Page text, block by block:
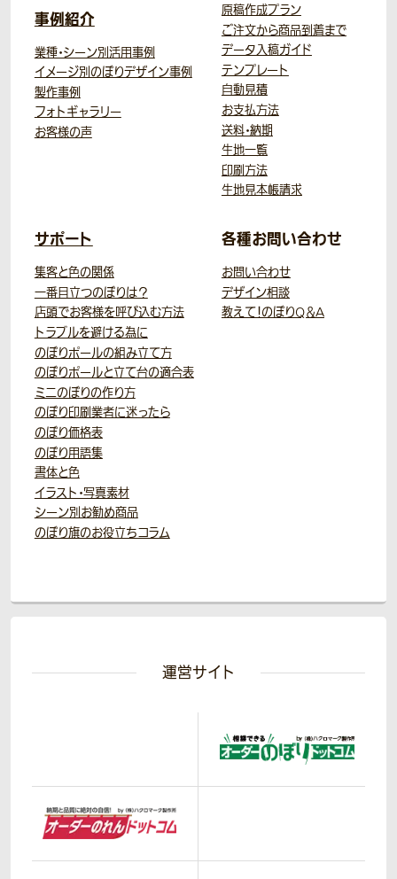
事例紹介
業種・シーン別活用事例
イメージ別のぼりデザイン事例
製作事例
フォトギャラリー
お客様の声
原稿作成プラン
ご注文から商品到着まで
データ入稿ガイド
テンプレート
自動見積
お支払方法
送料・納期
生地一覧
印刷方法
生地見本帳請求
サポート
集客と色の関係
一番目立つのぼりは？
店頭でお客様を呼び込む方法
トラブルを避ける為に
のぼりポールの組み立て方
のぼりポールと立て台の適合表
ミニのぼりの作り方
のぼり印刷業者に迷ったら
のぼり価格表
のぼり用語集
書体と色
イラスト・写真素材
シーン別お勧め商品
のぼり旗のお役立ちコラム
各種お問い合わせ
お問い合わせ
デザイン相談
教えて！のぼりQ＆A
運営サイト